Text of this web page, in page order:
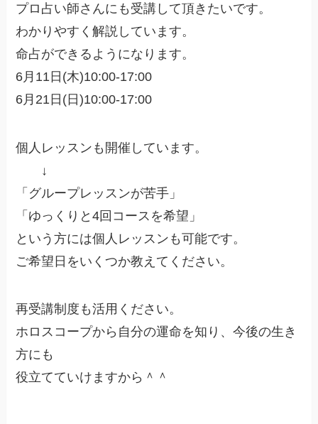
プロ占い師さんにも受講して頂きたいです。
わかりやすく解説しています。
命占ができるようになります。
6月11日(木)10:00-17:00
6月21日(日)10:00-17:00
個人レッスンも開催しています。
↓
「グループレッスンが苦手」
「ゆっくりと4回コースを希望」
という方には個人レッスンも可能です。
ご希望日をいくつか教えてください。
再受講制度も活用ください。
ホロスコープから自分の運命を知り、今後の生き
方にも
役立てていけますから＾＾